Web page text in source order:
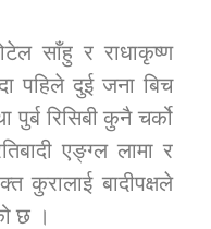
जुम्लाकाे सुचना
साँहु र राधाकृष्ण
पहिले दुई जना बिच
रिसिबी कुनै चर्को
एङ्ग्ल लामा र
कुरालाई बादीपक्षले
छ ।